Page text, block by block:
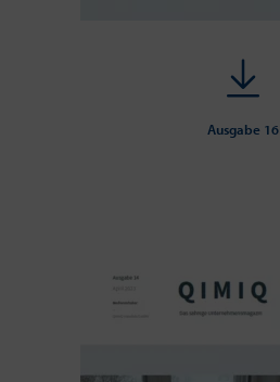
Ausgabe 16